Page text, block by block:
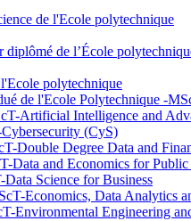
de l'Ecole polytechnique
diplômé de l’École
polytechnique
de l'Ecole Polytechnique -
Artificial Intelligence and
(CyS)
Double Degree Data and
Data and Economics for
Science for Business
Economics, Data Analytics
Environmental Engineering